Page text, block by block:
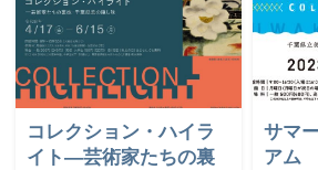
コレクション・ハイラ
イト―芸術家たちの裏
サマ
アム